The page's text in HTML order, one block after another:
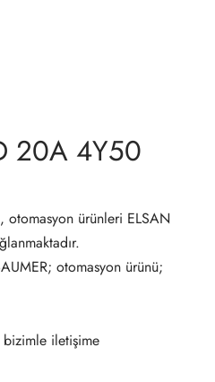
20A 4Y50
otomasyon ürünleri ELSAN
otomasyon ürünü;
iletişime